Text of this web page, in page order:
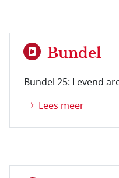
Bundel
Bundel 25: Levend
Lees meer